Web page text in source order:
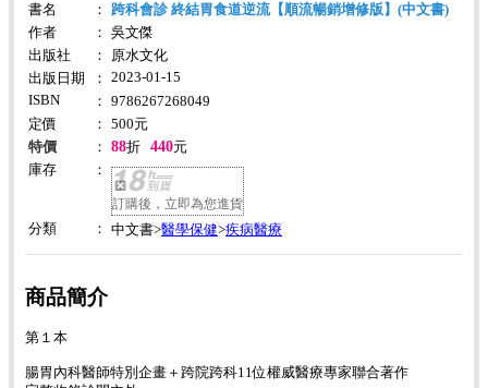
書名 ：
跨科會診 終結胃食道逆流【順流暢銷增修版】(中文書)
作者
：
吳文傑
出版社
：
原水文化
出版日期
：
2023-01-15
ISBN
：
9786267268049
定價
： 500元
特價
： 88折 440元
庫存
：
訂購後，立即為您進貨
分類
： 中文書>醫學保健>疾病醫療
商品簡介
第１本
腸胃內科醫師特別企畫＋跨院跨科11位權威醫療專家聯合著作